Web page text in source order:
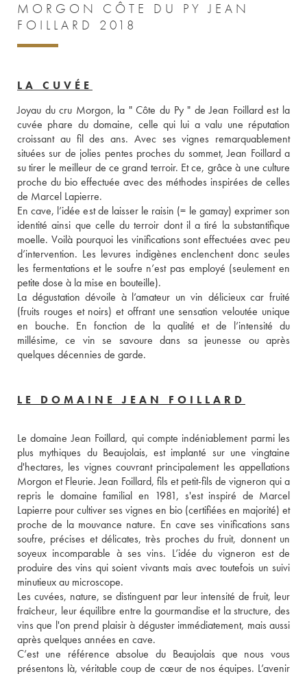
MORGON CÔTE DU PY JEAN
FOILLARD 2018
LA CUVÉE
Joyau du cru Morgon, la " Côte du Py " de Jean Foillard est la
cuvée phare du domaine, celle qui lui a valu une réputation
croissant au fil des ans. Avec ses vignes remarquablement
situées sur de jolies pentes proches du sommet, Jean Foillard a
su tirer le meilleur de ce grand terroir. Et ce, grâce à une culture
proche du bio effectuée avec des méthodes inspirées de celles
de Marcel Lapierre.
En cave, l’idée est de laisser le raisin (= le gamay) exprimer son
identité ainsi que celle du terroir dont il a tiré la substantifique
moelle. Voilà pourquoi les vinifications sont effectuées avec peu
d’intervention. Les levures indigènes enclenchent donc seules
les fermentations et le soufre n’est pas employé (seulement en
petite dose à la mise en bouteille).
La dégustation dévoile à l’amateur un vin délicieux car fruité
(fruits rouges et noirs) et offrant une sensation veloutée unique
en bouche. En fonction de la qualité et de l’intensité du
millésime, ce vin se savoure dans sa jeunesse ou après
quelques décennies de garde.
LE DOMAINE JEAN FOILLARD
Le domaine Jean Foillard, qui compte indéniablement parmi les
plus mythiques du Beaujolais, est implanté sur une vingtaine
d'hectares, les vignes couvrant principalement les appellations
Morgon et Fleurie. Jean Foillard, fils et petit-fils de vigneron qui a
repris le domaine familial en 1981, s'est inspiré de Marcel
Lapierre pour cultiver ses vignes en bio (certifiées en majorité) et
proche de la mouvance nature. En cave ses vinifications sans
soufre, précises et délicates, très proches du fruit, donnent un
soyeux incomparable à ses vins. L’idée du vigneron est de
produire des vins qui soient vivants mais avec toutefois un suivi
minutieux au microscope.
Les cuvées, nature, se distinguent par leur intensité de fruit, leur
fraîcheur, leur équilibre entre la gourmandise et la structure, des
vins que l'on prend plaisir à déguster immédiatement, mais aussi
après quelques années en cave.
C’est une référence absolue du Beaujolais que nous vous
présentons là, véritable coup de cœur de nos équipes. L’avenir